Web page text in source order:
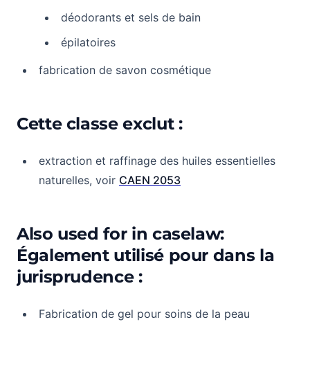
déodorants et sels de bain
épilatoires
fabrication de savon cosmétique
Cette classe exclut :
extraction et raffinage des huiles essentielles
naturelles, voir CAEN 2053
Also used for in caselaw:
Également utilisé pour dans la
jurisprudence :
Fabrication de gel pour soins de la peau